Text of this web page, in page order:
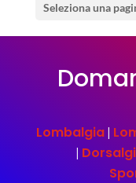
Seleziona una
Lombalgia |
|